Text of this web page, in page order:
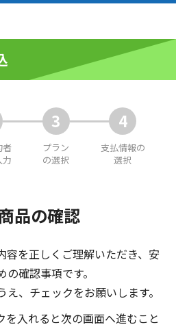
者
力
3
プラン
の選択
4
支払情報の
選択
品の確認
容を正しくご理解いただき、安
確認事項です。
、チェックをお願いします。
入れると次の画面へ進むこと